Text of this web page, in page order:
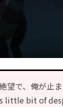
望で、俺が止
little bit of